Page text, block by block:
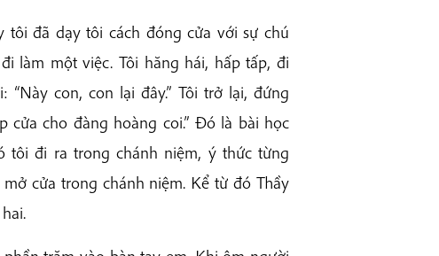
đã dạy tôi cách đóng cửa với sự chú
làm một việc. Tôi hăng hái, hấp tấp, đi
con, con lại đây.” Tôi trở lại, đứng
cửa cho đàng hoàng coi.” Đó là bài học
tôi đi ra trong chánh niệm, ý thức từng
cửa trong chánh niệm. Kể từ đó Thầy